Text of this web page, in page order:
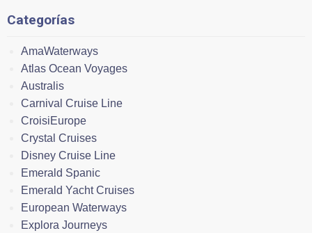
Categorías
AmaWaterways
Atlas Ocean Voyages
Australis
Carnival Cruise Line
CroisiEurope
Crystal Cruises
Disney Cruise Line
Emerald Spanic
Emerald Yacht Cruises
European Waterways
Explora Journeys